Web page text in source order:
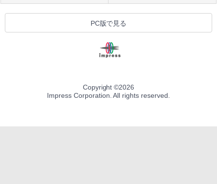
PC版で見る
Copyright ©2026
Impress Corporation. All rights reserved.